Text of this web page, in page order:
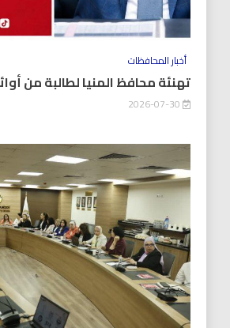
أخبار المحافظات
تهنئة محافظ المنيا لطالبة من